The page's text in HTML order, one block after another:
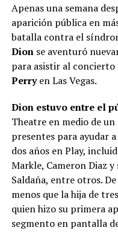
Apenas una semana
aparición pública en
batalla contra el
Dionse aventuró
para asistir al concierto
Perryen Las Vegas.
Dion estuvo entre el
Theatre en medio de
presentes para ayudar
dos años en Play,
Markle, Cameron Diaz y
Saldaña, entre otros.
menos que la hija de
quien hizo su primera
segmento en pantalla